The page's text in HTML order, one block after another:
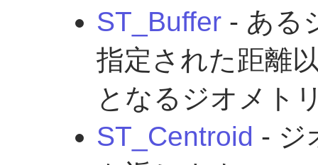
ST_Buffer - ある
指定された距離
となるジオメト
ST_Centroid - ジ